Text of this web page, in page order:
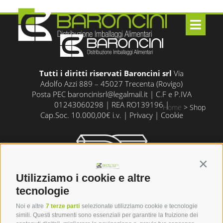
Utilizziamo i cookie e altre
tecnologie
Noi e altre 7 terze parti selezionate utilizziamo cookie e tecnologie
simili. Questi strumenti sono essenziali per garantire la fruizione dei
Home > Shop
Tutti i diritti riservati Baroncini srl Via
Adolfo Azzi 889 – 45027 Trecenta (Rovigo)
Posta PEC baroncinisrl@legalmail.it| C.F e P.IVA
01243060298 | REA RO139196 |
Cap.Soc. 10.000,00€ i.v. | Privacy| Cookie